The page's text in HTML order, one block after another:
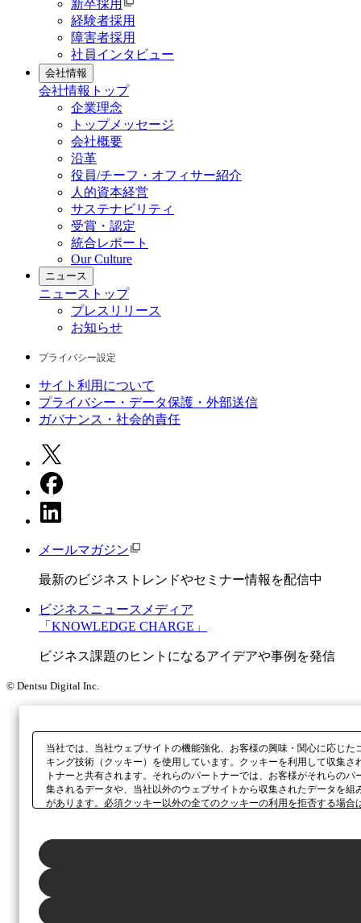
新卒採用
経験者採用
障害者採用
社員インタビュー
会社情報
会社情報 トップ
企業理念
トップメッセージ
会社概要
沿革
役員/チーフ・オフィサー紹介
人的資本経営
サステナビリティ
受賞・認定
統合レポート
Our Culture
ニュース
ニュース トップ
プレスリリース
お知らせ
プライバシー設定
サイト利用について
プライバシー・データ保護・外部送信
ガバナンス・社会的責任
メールマガジン
最新のビジネストレンドやセミナー情報を配信中
ビジネスニュースメディア
「KNOWLEDGE CHARGE」
ビジネス課題のヒントになるアイデアや事例を発信
© Dentsu Digital Inc.
当社では、当社ウェブサイトの機能強化、お客様の興味・関心に応じ
キング技術（クッキー）を使用しています。クッキーを利用して収集
トナーと共有されます。それらのパートナーでは、お客様がそれらの
集されるデータや、当社以外のウェブサイトから収集されたデータを
があります。必須クッキー以外の全てのクッキーの利用を拒否する場